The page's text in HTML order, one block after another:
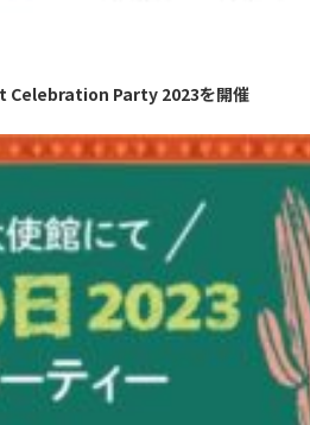
Celebration Party 2023を開催